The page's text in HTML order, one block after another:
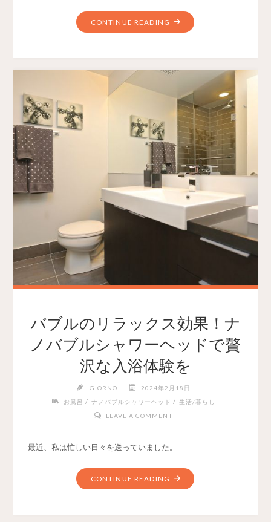
CONTINUE READING
バブルのリラックス効果！ナ
ノバブルシャワーヘッドで贅
沢な入浴体験を
GIORNO
2024年2月18日
お風呂 / ナノバブルシャワーヘッド / 生活/暮らし
LEAVE A COMMENT
最近、私は忙しい日々を送っていました。
CONTINUE READING